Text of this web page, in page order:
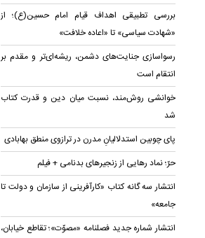
بررسی تطبیقی اهداف قیام امام حسین(ع)؛ از
«شهادت سیاسی» تا «اعاده خلافت»
رسواسازی جنایت‌های دشمن، ریشه‌ای‌تر و مقدم بر
انتقام است
خوانشی روش‌مند، نسبت میان دین و قدرت کتاب
شد
پای چوبین استدلالیانِ مدرن در ترازوی منطق بهابادی
حرّ؛ نماد رهایی از زنجیرهای بدنامی + فیلم
انتشار سه گانه کتاب «کارآفرینی از سازمان و دولت تا
جامعه»
انتشار شماره جدید فصلنامه «مصوّت»؛ تقاطع خیابان،